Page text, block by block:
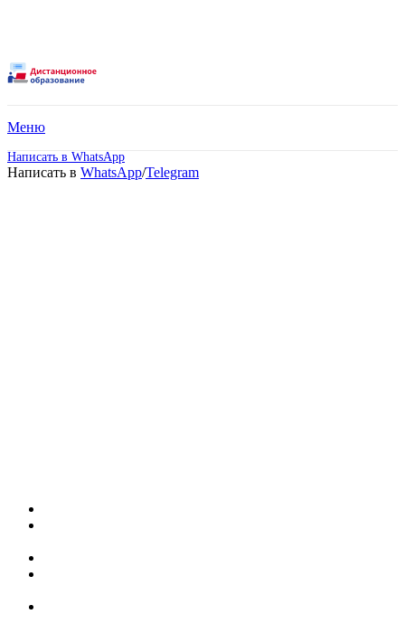
Меню
Написать в WhatsApp
Написать в WhatsApp/Telegram